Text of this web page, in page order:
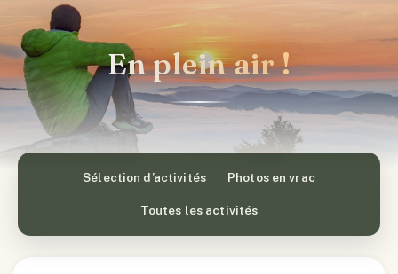
En plein air !
Sélection d’activités Photos en vrac
Toutes les activités